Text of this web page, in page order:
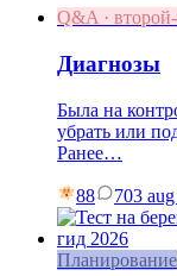
Q&A ·
Диагнозы
Была на
убрать или
Ранее…
88 703
Планирование